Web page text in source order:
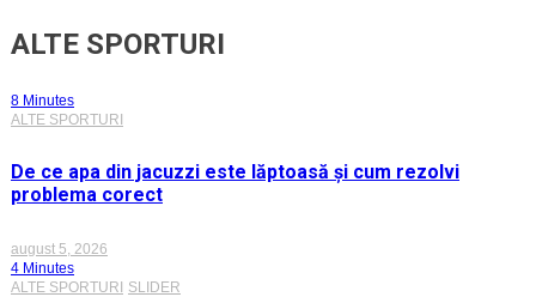
ALTE SPORTURI
8 Minutes
ALTE SPORTURI
De ce apa din jacuzzi este lăptoasă și cum rezolvi
problema corect
august 5, 2026
4 Minutes
ALTE SPORTURI SLIDER